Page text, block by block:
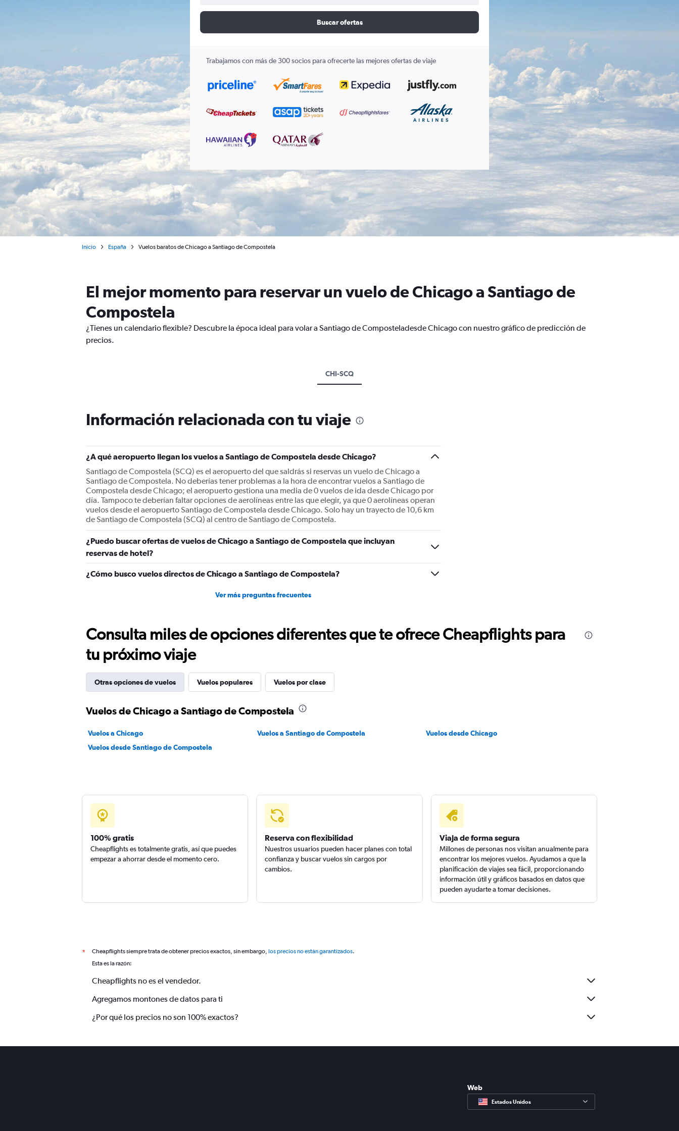
Buscar ofertas
Trabajamos con más de 300 socios para ofrecerte las mejores ofertas de viaje
Inicio España Vuelos baratos de Chicago a Santiago de Compostela
El mejor momento para reservar un vuelo de Chicago a Santiago de
Compostela
¿Tienes un calendario flexible? Descubre la época ideal para volar a Santiago de Composteladesde Chicago con nuestro gráfico de predicción de
precios.
CHI-SCQ
Información relacionada con tu viaje
¿A qué aeropuerto llegan los vuelos a Santiago de Compostela desde Chicago?
Santiago de Compostela (SCQ) es el aeropuerto del que saldrás si reservas un vuelo de Chicago a
Santiago de Compostela. No deberías tener problemas a la hora de encontrar vuelos a Santiago de
Compostela desde Chicago; el aeropuerto gestiona una media de 0 vuelos de ida desde Chicago por
día. Tampoco te deberían faltar opciones de aerolíneas entre las que elegir, ya que 0 aerolíneas operan
vuelos desde el aeropuerto Santiago de Compostela desde Chicago. Solo hay un trayecto de 10,6 km
de Santiago de Compostela (SCQ) al centro de Santiago de Compostela.
¿Puedo buscar ofertas de vuelos de Chicago a Santiago de Compostela que incluyan
reservas de hotel?
¿Cómo busco vuelos directos de Chicago a Santiago de Compostela?
Ver más preguntas frecuentes
Consulta miles de opciones diferentes que te ofrece Cheapflights para
tu próximo viaje
Otras opciones de vuelos Vuelos populares Vuelos por clase
Vuelos de Chicago a Santiago de Compostela
Vuelos a Chicago Vuelos a Santiago de Compostela
Vuelos desde Chicago
Vuelos desde Santiago de Compostela
100% gratis
Cheapflights es totalmente gratis, así que puedes
empezar a ahorrar desde el momento cero.
Reserva con flexibilidad
Nuestros usuarios pueden hacer planes con total
confianza y buscar vuelos sin cargos por
cambios.
Viaja de forma segura
Millones de personas nos visitan anualmente para
encontrar los mejores vuelos. Ayudamos a que la
planificación de viajes sea fácil, proporcionando
información útil y gráficos basados en datos que
pueden ayudarte a tomar decisiones.
* Cheapflights siempre trata de obtener precios exactos, sin embargo, los precios no están garantizados.
Esta es la razón:
Cheapflights no es el vendedor.
Agregamos montones de datos para ti
¿Por qué los precios no son 100% exactos?
Web
Estados Unidos